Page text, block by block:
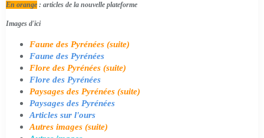
En orange : articles de la nouvelle plateforme
Images d'ici
Faune des Pyrénées (suite)
Faune des Pyrénées
Flore des Pyrénées (suite)
Flore des Pyrénées
Paysages des Pyrénées (suite)
Paysages des Pyrénées
Articles sur l'ours
Autres images (suite)